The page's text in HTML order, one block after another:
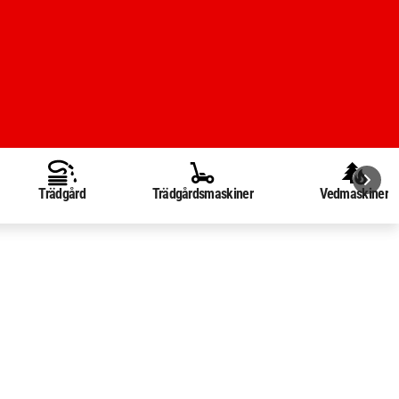
Trädgård Trädgårdsmaskiner Vedmaskiner